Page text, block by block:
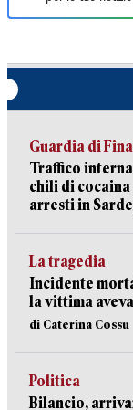
Guardia di
Traffico
chili di cocaina
arresti in
La tragedia
Incidente
la vittima
di Caterina Cossu
Politica
Bilancio,